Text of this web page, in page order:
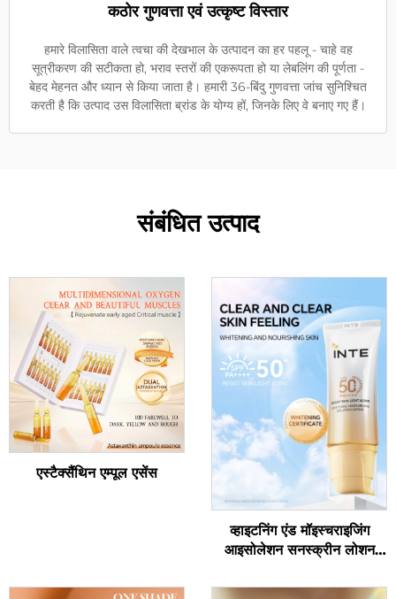
कठोर गुणवत्ता एवं उत्कृष्ट विस्तार
हमारे विलासिता वाले त्वचा की देखभाल के उत्पादन का हर पहलू - चाहे वह
सूत्रीकरण की सटीकता हो, भराव स्तरों की एकरूपता हो या लेबलिंग की पूर्णता -
बेहद मेहनत और ध्यान से किया जाता है। हमारी 36-बिंदु गुणवत्ता जांच सुनिश्चित
करती है कि उत्पाद उस विलासिता ब्रांड के योग्य हों, जिनके लिए वे बनाए गए हैं।
संबंधित उत्पाद
एस्टैक्सैंथिन एम्पूल एसेंस
व्हाइटनिंग एंड मॉइस्चराइजिंग
आइसोलेशन सनस्क्रीन लोशन